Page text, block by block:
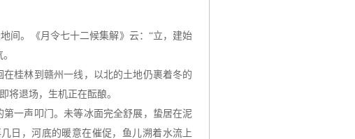
间。《月令七十二候集解》云：“立，建始
桂林到赣州一线，以北的土地仍裹着冬的
将退场，生机正在酝酿。
一声叩门。未等冰面完全舒展，蛰居在泥
日，河底的暖意在催促，鱼儿溯着水流上